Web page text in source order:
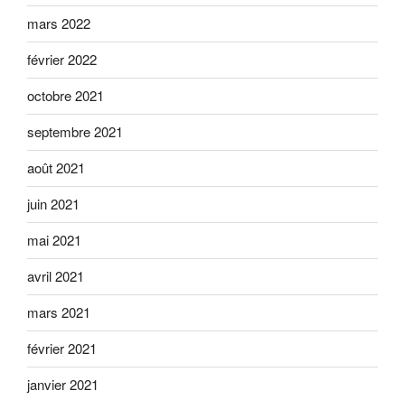
mars 2022
février 2022
octobre 2021
septembre 2021
août 2021
juin 2021
mai 2021
avril 2021
mars 2021
février 2021
janvier 2021